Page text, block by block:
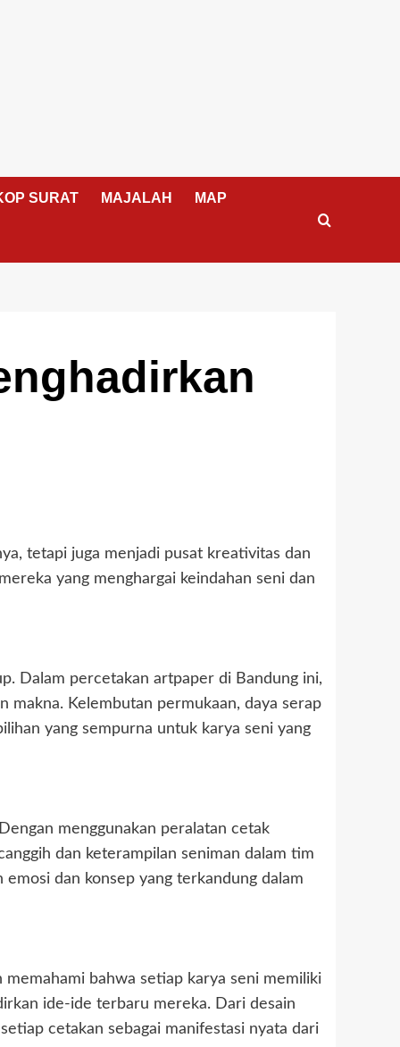
SURAT MAJALAH MAP
tetapi juga menjadi pusat kreativitas dan
yang menghargai keindahan seni dan
Dalam percetakan artpaper di Bandung ini,
makna. Kelembutan permukaan, daya serap
yang sempurna untuk karya seni yang
menggunakan peralatan cetak
dan keterampilan seniman dalam tim
dan konsep yang terkandung dalam
bahwa setiap karya seni memiliki
ide-ide terbaru mereka. Dari desain
cetakan sebagai manifestasi nyata dari